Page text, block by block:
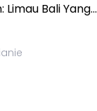
Bali Yang...